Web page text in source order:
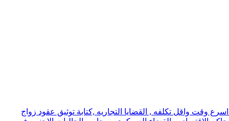
وقت واقل تكلفه , القضايا التجاريه ,كتابة توثيق عقود زواج